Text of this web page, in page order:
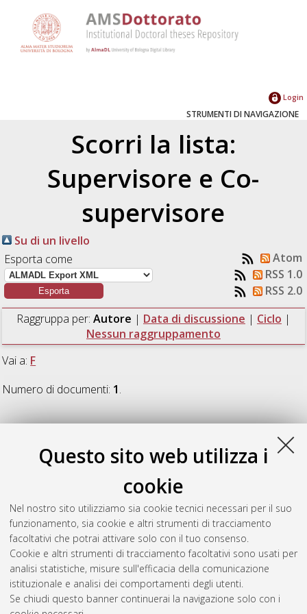
Questo sito web utilizza i
cookie
Nel nostro sito utilizziamo sia cookie tecnici necessari per il suo
funzionamento, sia cookie e altri strumenti di tracciamento
facoltativi che potrai attivare solo con il tuo consenso.
Cookie e altri strumenti di tracciamento facoltativi sono usati per
analisi statistiche, misure sull'efficacia della comunicazione
istituzionale e analisi dei comportamenti degli utenti.
Se chiudi questo banner continuerai la navigazione solo con i
Login
STRUMENTI DI NAVIGAZIONE
Scorri la lista:
Supervisore e Co-
supervisore
Su di un livello
Esporta come
Atom
RSS 1.0
RSS 2.0
Raggruppa per: Autore | Data di discussione | Ciclo |
Nessun raggruppamento
Vai a: F
Numero di documenti: 1.
F
Fornari, Federico(2018)Software Development and Detector
Characterization of the EUCLID Near-Infrared Spectro-
, [Dissertation thesis], Alma Mater Studiorum
Università di Bologna. Dottorato di ricerca inFisica , 30 Ciclo.
DOI 10.6092/unibo/amsdottorato/8437.
Questa lista e' stata generata il Wed Aug 5 20:44:02 2026